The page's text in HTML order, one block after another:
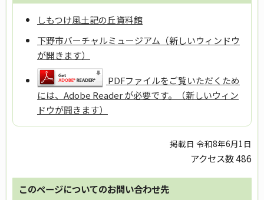
しもつけ風土記の丘資料館
下野市バーチャルミュージアム（新しいウィンドウ
が開きます）
PDFファイルをご覧いただくため
には、Adobe Reader が必要です。（新しいウィン
ドウが開きます）
掲載日 令和8年6月1日
アクセス数486
このページについてのお問い合わせ先